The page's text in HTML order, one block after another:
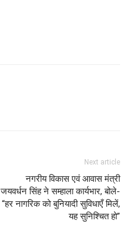
Next article
नगरीय विकास एवं आवास मंत्री
जयवर्धन सिंह ने सम्हाला कार्यभार, बोले-
“हर नागरिक को बुनियादी सुविधाएँ मिलें,
यह सुनिश्चित हो”